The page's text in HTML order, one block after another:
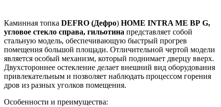
Каминная топка DEFRO (Дефро) HOME INTRA ME BP G,
угловое стекло справа, гильотина представляет собой
стальную модель, обеспечивающую быстрый прогрев
помещения большой площади. Отличительной чертой модели
является особый механизм, который поднимает дверцу вверх.
Двухстороннее остекление делает внешний вид оборудования
привлекательным и позволяет наблюдать процессом горения
дров из разных уголков помещения.
Особенности и преимущества: